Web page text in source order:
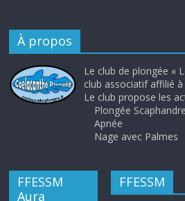
À propos
Le club de plongée «
club associatif affilié à
Le club propose les
Plongée Scaphandre
Apnée
Nage avec Palmes
FFESSM
Aura
FFESSM